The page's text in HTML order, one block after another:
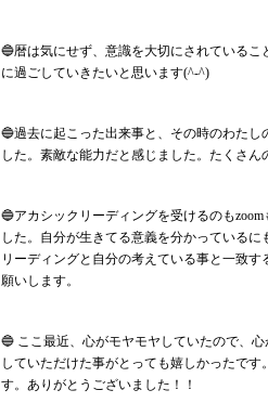
🔵暦は気にせず、意識を大切にされている
に過ごしていきたいと思います(^-^)
🔵過去に起こった出来事と、その時のわた
した。素敵な能力だと感じました。たくさ
🔵アカシックリーディングを受けるのも
した。自分が生きてる意義を分かっている
リーディングと自分の考えている事と一致
願いします。
🔵 ここ最近、心がモヤモヤしていたので、
していただけた事がとっても嬉しかったで
す。ありがとうございました！！